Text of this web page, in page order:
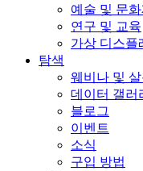
예술 및 문화
연구 및 교육
가상 디스플
탐색
웨비나 및
데이터 갤러
블로그
이벤트
소식
구입 방법